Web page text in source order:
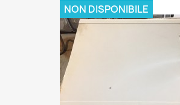
NON DISPONIBILE